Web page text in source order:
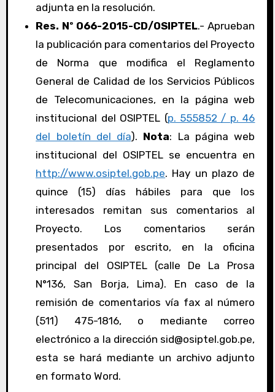
adjunta en la resolución.
Res. Nº 066-2015-CD/OSIPTEL.- Aprueban
la publicación para comentarios del Proyecto
de Norma que modifica el Reglamento
General de Calidad de los Servicios Públicos
de Telecomunicaciones, en la página web
institucional del OSIPTEL (p. 555852 / p. 46
del boletín del día). Nota: La página web
institucional del OSIPTEL se encuentra en
http://www.osiptel.gob.pe. Hay un plazo de
quince (15) días hábiles para que los
interesados remitan sus comentarios al
Proyecto. Los comentarios serán
presentados por escrito, en la oficina
principal del OSIPTEL (calle De La Prosa
N°136, San Borja, Lima). En caso de la
remisión de comentarios vía fax al número
(511) 475-1816, o mediante correo
electrónico a la dirección sid@osiptel.gob.pe,
esta se hará mediante un archivo adjunto
en formato Word.